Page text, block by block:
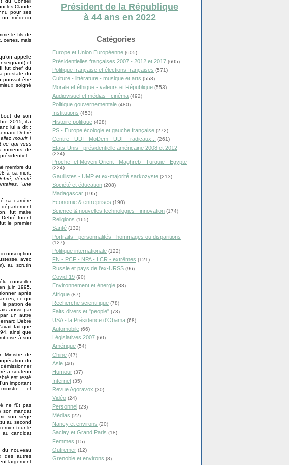
Claude
pour ses
médecin
le fils de
certes, mais
appelle
et
fut chef du
prostate du
pouvait être
soigné
bout de son
2015, il a
lui a dit :
Debré
mourir !
ce qui vous
rumeurs de
membre du
à sa mort.
député
"une
sa carrière
fut maire
Debré furent
le premier
avec
au scrutin
conseiller
juin 1995,
après
ce qui
le patron de
aussi par
un autre
Debré
fait que
ainsi que
à son
Ministre de
du
a soutenu
est resté
important
…et
ne fût pas
son mandat
son siège
au second
tour le
au candidat
du nouveau
des autres
largement
Président de la République
à 44 ans en 2022
Catégories
Europe et Union Européenne (605)
Présidentielles françaises 2007 - 2012 et 2017 (605)
Politique française et élections françaises (571)
Culture - littérature - musique et arts (558)
Morale et éthique - valeurs et République (553)
Audiovisuel et médias - cinéma (492)
Politique gouvernementale (480)
Institutions (453)
Histoire politique (428)
PS - Europe écologie et gauche française (272)
Centre - UDI - MoDem - UDF - radicaux... (261)
États-Unis - présidentielle américaine 2008 et 2012
(234)
Proche- et Moyen-Orient - Maghreb - Turquie - Egypte
(224)
Gaullistes - UMP et ex-majorité sarkozyste (213)
Société et éducation (208)
Madagascar (195)
Économie & entreprises (190)
Science & nouvelles technologies - innovation (174)
Religions (165)
Santé (132)
Portraits - personnalités - hommages ou disparitions
(127)
Politique internationale (122)
FN - PCF - NPA - LCR - extrêmes (121)
Russie et pays de l'ex-URSS (96)
Covid-19 (90)
Environnement et énergie (88)
Afrique (87)
Recherche scientifique (78)
Faits divers et "people" (73)
USA - la Présidence d'Obama (68)
Automobile (66)
Législatives 2007 (60)
Amérique (54)
Chine (47)
Asie (40)
Humour (37)
Internet (35)
Revue Agoravox (30)
Vidéo (24)
Personnel (23)
Médias (22)
Nancy et environs (20)
Saclay et Grand Paris (18)
Femmes (15)
Outremer (12)
Grenoble et environs (8)